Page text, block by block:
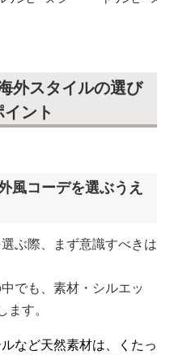
外スタイルの選び
ント
風コーデを選ぶうえ
ぶ際、まず意識すべきは
でも、素材・シルエッ
す。
など天然素材は、くたっ